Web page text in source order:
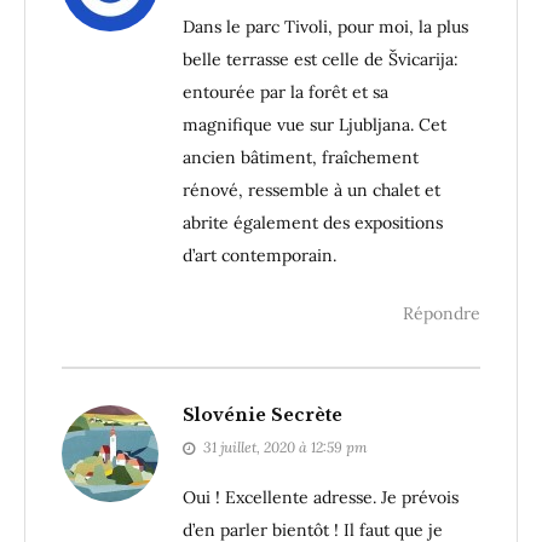
Dans le parc Tivoli, pour moi, la plus
belle terrasse est celle de Švicarija:
entourée par la forêt et sa
magnifique vue sur Ljubljana. Cet
ancien bâtiment, fraîchement
rénové, ressemble à un chalet et
abrite également des expositions
d’art contemporain.
Répondre
Slovénie Secrète
31 juillet, 2020 à 12:59 pm
Oui ! Excellente adresse. Je prévois
d’en parler bientôt ! Il faut que je